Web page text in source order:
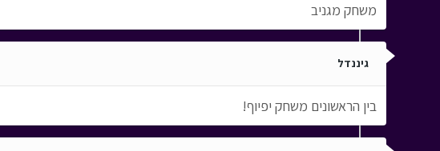
משחק מגניב
גיננדל
בין הראשונים משחק יפיוף!